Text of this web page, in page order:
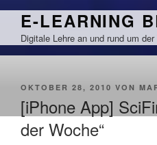
Zum
springen
E-LEARNING
Digitale Lehre an und rund um
VERÖFFENTLICHT
OKTOBER 28, 2010 VON
[iPhone App]
der Woche“